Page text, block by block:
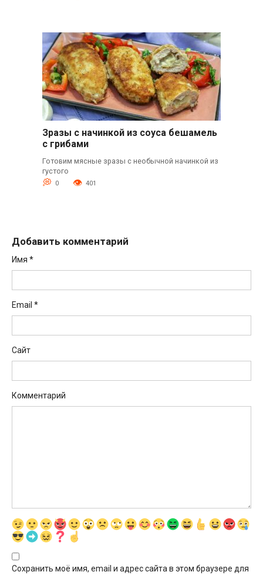
Зразы с начинкой из соуса бешамель
с грибами
Готовим мясные зразы с необычной начинкой из
густого
0 401
Добавить комментарий
Имя *
Email *
Сайт
Комментарий
Сохранить моё имя, email и адрес сайта в этом браузере для